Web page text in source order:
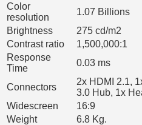
Color
resolution
1.07 Billions
Brightness
275 cd/m2
Contrast ratio
1,500,000:1
Response
Time
0.03 ms
Connectors
2x HDMI 2.1,
3.0 Hub, 1x
Widescreen
16:9
Weight
6.8 Kg.